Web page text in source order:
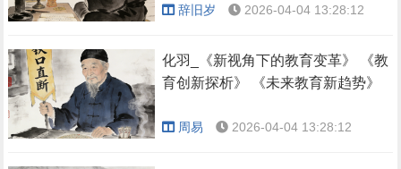
辞旧岁 2026-04-04 13:28:12
化羽_《新视角下的教育变革》 《教
育创新探析》 《未来教育新趋势》
周易 2026-04-04 13:28:12